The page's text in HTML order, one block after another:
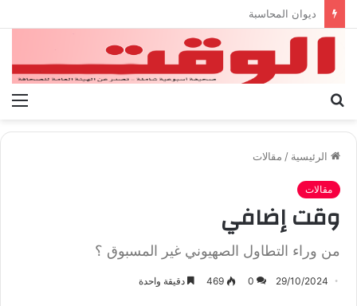
بيان الإتحاد الوطنى العام لعمال ليبيا
الرئيسية / مقالات
مقالات
وقت إضافي
من وراء التطاول الصهيوني غير المسبوق ؟
29/10/2024
0
469 دقيقة واحدة